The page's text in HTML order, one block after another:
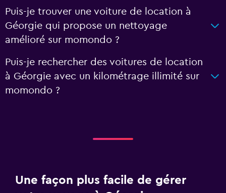
Puis-je trouver une voiture de location à
Géorgie qui propose un nettoyage
amélioré sur momondo ?
Puis-je rechercher des voitures de location
à Géorgie avec un kilométrage illimité sur
momondo ?
Une façon plus facile de gérer